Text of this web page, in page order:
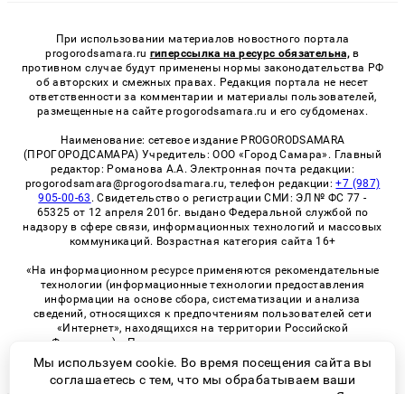
При использовании материалов новостного портала
progorodsamara.ru гиперссылка на ресурс обязательна, в
противном случае будут применены нормы законодательства РФ
об авторских и смежных правах. Редакция портала не несет
ответственности за комментарии и материалы пользователей,
размещенные на сайте progorodsamara.ru и его субдоменах.
Наименование: сетевое издание PROGORODSAMARA
(ПРОГОРОДСАМАРА) Учредитель: ООО «Город Самара». Главный
редактор: Романова А.А. Электронная почта редакции:
progorodsamara@progorodsamara.ru, телефон редакции:+7 (987)
905-00-63 . Свидетельство о регистрации СМИ: ЭЛ № ФС 77 -
65325 от 12 апреля 2016г. выдано Федеральной службой по
надзору в сфере связи, информационных технологий и массовых
коммуникаций. Возрастная категория сайта 16+
«На информационном ресурсе применяются рекомендательные
технологии (информационные технологии предоставления
информации на основе сбора, систематизации и анализа
сведений, относящихся к предпочтениям пользователей сети
«Интернет», находящихся на территории Российской
Федерации)». Правила применения рекомендательных
технологий в виджетах рекламно-обменной сети
«СМИ2» (PDF)
Мы используем cookie. Во время посещения сайта вы
соглашаетесь с тем, что мы обрабатываем ваши